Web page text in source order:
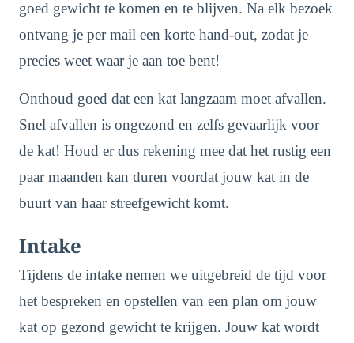
goed gewicht te komen en te blijven. Na elk bezoek
ontvang je per mail een korte hand-out, zodat je
precies weet waar je aan toe bent!
Onthoud goed dat een kat langzaam moet afvallen.
Snel afvallen is ongezond en zelfs gevaarlijk voor
de kat! Houd er dus rekening mee dat het rustig een
paar maanden kan duren voordat jouw kat in de
buurt van haar streefgewicht komt.
Intake
Tijdens de intake nemen we uitgebreid de tijd voor
het bespreken en opstellen van een plan om jouw
kat op gezond gewicht te krijgen. Jouw kat wordt